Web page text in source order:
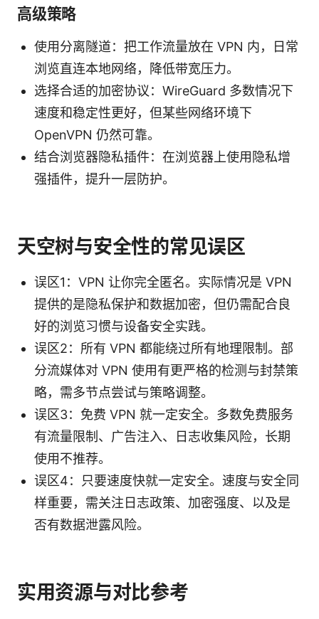
高级策略
使用分离隧道：把工作流量放在 VPN 内，日常
浏览直连本地网络，降低带宽压力。
选择合适的加密协议：WireGuard 多数情况下
速度和稳定性更好，但某些网络环境下
OpenVPN 仍然可靠。
结合浏览器隐私插件：在浏览器上使用隐私增
强插件，提升一层防护。
天空树与安全性的常见误区
误区1：VPN 让你完全匿名。实际情况是 VPN
提供的是隐私保护和数据加密，但仍需配合良
好的浏览习惯与设备安全实践。
误区2：所有 VPN 都能绕过所有地理限制。部
分流媒体对 VPN 使用有更严格的检测与封禁策
略，需多节点尝试与策略调整。
误区3：免费 VPN 就一定安全。多数免费服务
有流量限制、广告注入、日志收集风险，长期
使用不推荐。
误区4：只要速度快就一定安全。速度与安全同
样重要，需关注日志政策、加密强度、以及是
否有数据泄露风险。
实用资源与对比参考